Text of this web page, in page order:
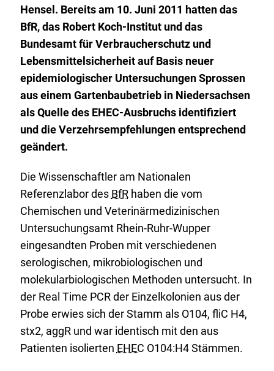
Hensel. Bereits am 10. Juni 2011 hatten das
BfR, das Robert Koch-Institut und das
Bundesamt für Verbraucherschutz und
Lebensmittelsicherheit auf Basis neuer
epidemiologischer Untersuchungen Sprossen
aus einem Gartenbaubetrieb in Niedersachsen
als Quelle des EHEC-Ausbruchs identifiziert
und die Verzehrsempfehlungen entsprechend
geändert.
Die Wissenschaftler am Nationalen
Referenzlabor des BfRhaben die vom
Chemischen und Veterinärmedizinischen
Untersuchungsamt Rhein-Ruhr-Wupper
eingesandten Proben mit verschiedenen
serologischen, mikrobiologischen und
molekularbiologischen Methoden untersucht. In
der Real Time PCR der Einzelkolonien aus der
Probe erwies sich der Stamm als O104, fliC H4,
stx2, aggR und war identisch mit den aus
Patienten isolierten EHEC O104:H4 Stämmen.